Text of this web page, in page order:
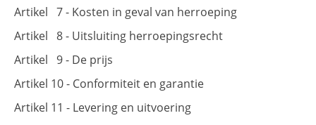
Artikel 7 - Kosten in geval van herroeping
Artikel 8 - Uitsluiting herroepingsrecht
Artikel 9 - De prijs
Artikel 10 - Conformiteit en garantie
Artikel 11 - Levering en uitvoering